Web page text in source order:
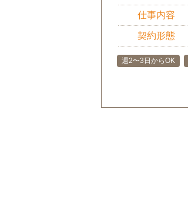
仕事内容
契約形態
週2〜3日からOK